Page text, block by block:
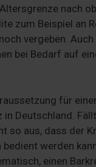
nach
zum Beispiel an
vergeben.
bei Bedarf auf
für
Deutschland.
so aus, dass der
werden
einen